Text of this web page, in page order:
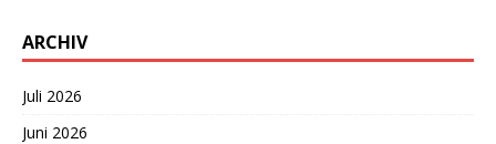
ARCHIV
Juli 2026
Juni 2026